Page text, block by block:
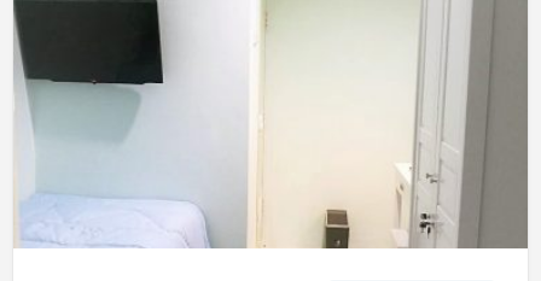
Susilo
Residence
10